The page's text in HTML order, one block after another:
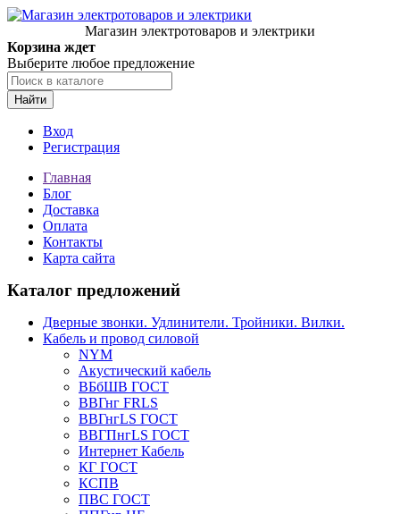
Магазин электротоваров и электрики
Корзина ждет
Выберите любое предложение
Найти
Вход
Регистрация
Главная
Блог
Доставка
Оплата
Контакты
Карта сайта
Каталог предложений
Дверные звонки. Удлинители. Тройники. Вилки.
Кабель и провод силовой
NYM
Акустический кабель
ВБбШВ ГОСТ
ВВГнг FRLS
ВВГнгLS ГОСТ
ВВГПнгLS ГОСТ
Интернет Кабель
КГ ГОСТ
КСПВ
ПВС ГОСТ